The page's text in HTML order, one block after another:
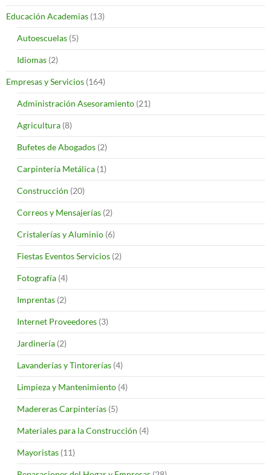
Educación Academias (13)
Autoescuelas (5)
Idiomas (2)
Empresas y Servicios (164)
Administración Asesoramiento (21)
Agricultura (8)
Bufetes de Abogados (2)
Carpintería Metálica (1)
Construcción (20)
Correos y Mensajerías (2)
Cristalerías y Aluminio (6)
Fiestas Eventos Servicios (2)
Fotografía (4)
Imprentas (2)
Internet Proveedores (3)
Jardinería (2)
Lavanderías y Tintorerías (4)
Limpieza y Mantenimiento (4)
Madereras Carpinterías (5)
Materiales para la Construcción (4)
Mayoristas (11)